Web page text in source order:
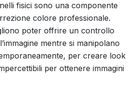
fisici sono una componente
colore professionale.
poter offrire un controllo
mentre si manipolano
per creare look
per ottenere immagini